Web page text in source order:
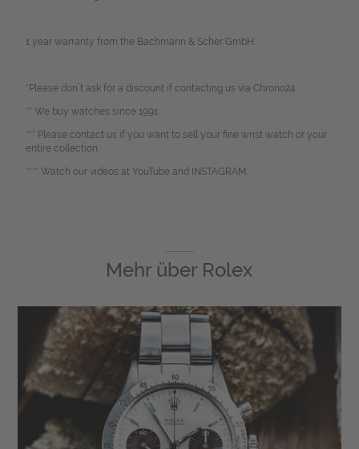
1 year warranty from the Bachmann & Scher GmbH.
*Please don`t ask for a discount if contacting us via Chrono24.
** We buy watches since 1991.
*** Please contact us if you want to sell your fine wrist watch or your
entire collection.
**** Watch our videos at YouTube and INSTAGRAM.
Mehr über Rolex